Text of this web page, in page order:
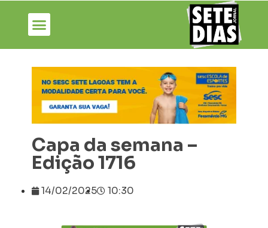
Capa da semana –
Edição 1716
14/02/2025 10:30